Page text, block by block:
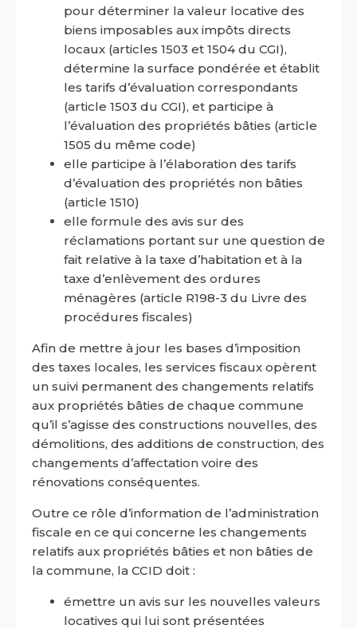
pour déterminer la valeur locative des
biens imposables aux impôts directs
locaux (articles 1503 et 1504 du CGI),
détermine la surface pondérée et établit
les tarifs d’évaluation correspondants
(article 1503 du CGI), et participe à
l’évaluation des propriétés bâties (article
1505 du même code)
elle participe à l’élaboration des tarifs
d’évaluation des propriétés non bâties
(article 1510)
elle formule des avis sur des
réclamations portant sur une question de
fait relative à la taxe d’habitation et à la
taxe d’enlèvement des ordures
ménagères (article R198-3 du Livre des
procédures fiscales)
Afin de mettre à jour les bases d’imposition
des taxes locales, les services fiscaux opèrent
un suivi permanent des changements relatifs
aux propriétés bâties de chaque commune
qu’il s’agisse des constructions nouvelles, des
démolitions, des additions de construction, des
changements d’affectation voire des
rénovations conséquentes.
Outre ce rôle d’information de l’administration
fiscale en ce qui concerne les changements
relatifs aux propriétés bâties et non bâties de
la commune, la CCID doit :
émettre un avis sur les nouvelles valeurs
locatives qui lui sont présentées